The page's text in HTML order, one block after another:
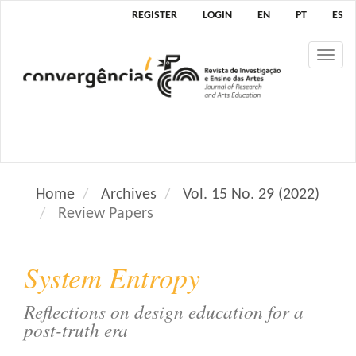
N
g
M
a
i
n
REGISTER LOGIN EN PT ES
Home Archives
Vol. 15 No. 29 (2022)
Review Papers
System Entropy
Reflections on design education for a
post-truth era